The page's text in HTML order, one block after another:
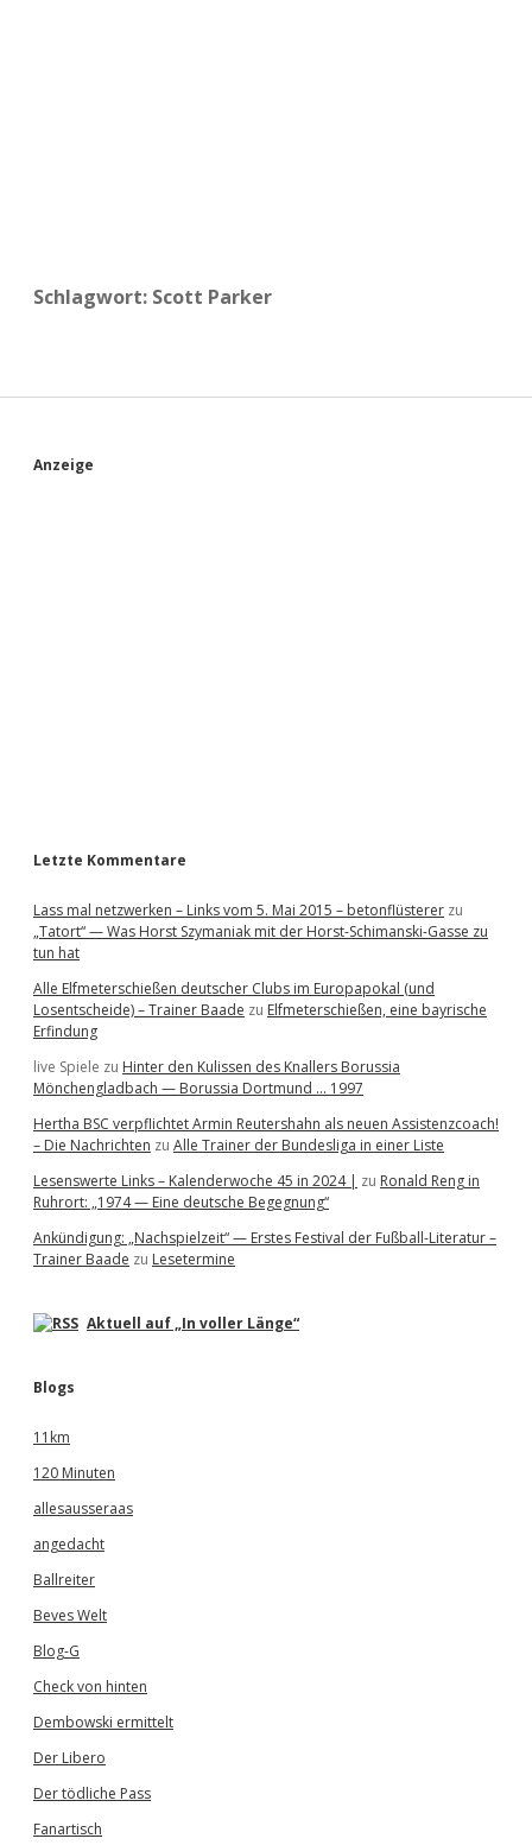
Schlagwort: Scott Parker
S
Anzeige
Letzte Kommentare
Lass mal netzwerken – Links vom 5. Mai 2015 – betonflüsterer zu
„Tatort“ — Was Horst Szymaniak mit der Horst-Schimanski-Gasse zu
tun hat
Alle Elfmeterschießen deutscher Clubs im Europapokal (und
Losentscheide) – Trainer Baade zu Elfmeterschießen, eine bayrische
Erfindung
live Spiele zu Hinter den Kulissen des Knallers Borussia
Mönchengladbach — Borussia Dortmund … 1997
Hertha BSC verpflichtet Armin Reutershahn als neuen Assistenzcoach!
– Die Nachrichten zu Alle Trainer der Bundesliga in einer Liste
Lesenswerte Links – Kalenderwoche 45 in 2024 | zu Ronald Reng in
Ruhrort: „1974 — Eine deutsche Begegnung“
Ankündigung: „Nachspielzeit“ — Erstes Festival der Fußball-Literatur –
Trainer Baade zu Lesetermine
Aktuell auf „In voller Länge“
Blogs
11km
120 Minuten
allesausseraas
angedacht
Ballreiter
Beves Welt
Blog-G
Check von hinten
Dembowski ermittelt
Der Libero
Der tödliche Pass
Fanartisch